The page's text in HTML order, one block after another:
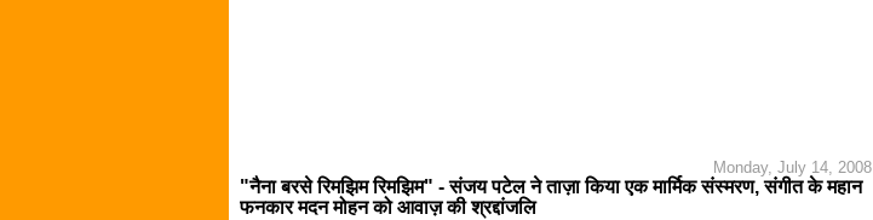
Monday, July 14, 2008
"नैना बरसे रिमझिम रिमझिम" - संजय पटेल ने ताज़ा किया एक मार्मिक संस्मरण, संगीत के महान
फनकार मदन मोहन को आवाज़ की श्रद्दांजलि